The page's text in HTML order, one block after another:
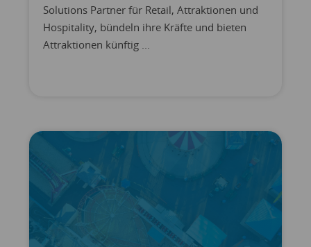
Solutions Partner für Retail, Attraktionen und
Hospitality, bündeln ihre Kräfte und bieten
Attraktionen künftig ...